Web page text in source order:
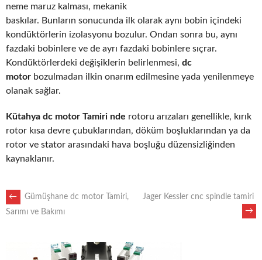
neme maruz kalması, mekanik
baskılar. Bunların sonucunda ilk olarak aynı bobin içindeki
kondüktörlerin izolasyonu bozulur. Ondan sonra bu, aynı
fazdaki bobinlere ve de ayrı fazdaki bobinlere sıçrar.
Kondüktörlerdeki değişiklerin belirlenmesi, dc
motor bozulmadan ilkin onarım edilmesine yada yenilenmeye
olanak sağlar.
Kütahya dc motor Tamiri nde rotoru arızaları genellikle, kırık
rotor kısa devre çubuklarından, döküm boşluklarından ya da
rotor ve stator arasındaki hava boşluğu düzensizliğinden
kaynaklanır.
POST
NAVIGATION
←
Gümüşhane dc motor Tamiri,
Sarımı ve Bakımı
Jager Kessler cnc spindle tamiri
→